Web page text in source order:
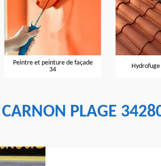
Peintre et peinture de façade
34
PLAGE